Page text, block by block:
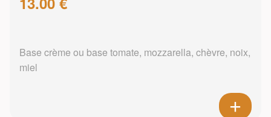
Base crème ou base tomate, mozzarella, chèvre, noix,
miel